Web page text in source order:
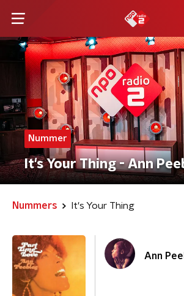
Nummer
It's Your Thing - Ann
Nummers It's Your Thing
Ann